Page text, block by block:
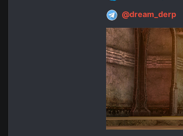
@dream_derp